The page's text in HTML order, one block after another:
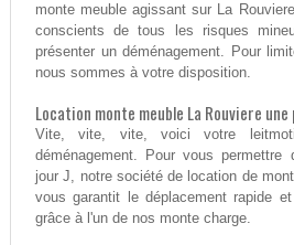
monte meuble agissant sur La
conscients de tous les risques
présenter un déménagement. Pour
nous sommes à votre disposition.
Location monte meuble La Rouviere
Vite, vite, vite, voici votre
déménagement. Pour vous permettre
jour J, notre société de location de
vous garantit le déplacement rapide
grâce à l'un de nos monte charge.